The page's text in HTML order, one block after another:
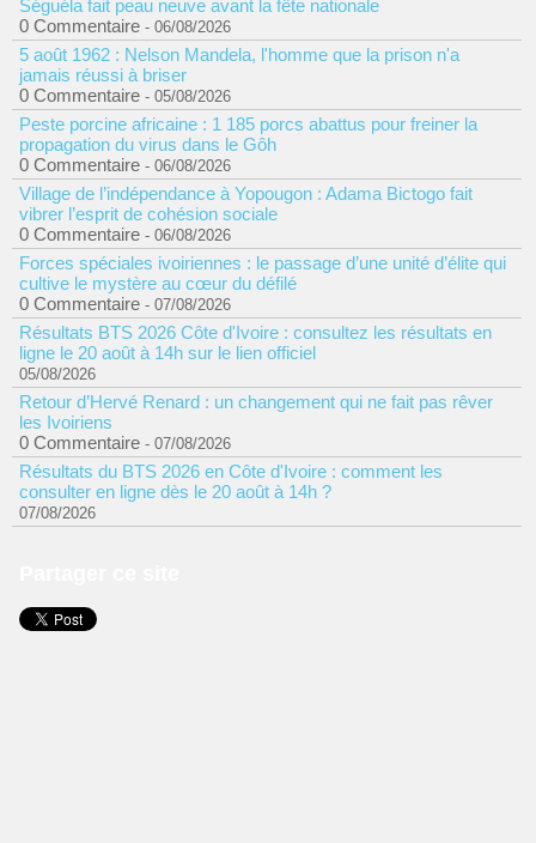
Séguéla fait peau neuve avant la fête nationale
0 Commentaire - 06/08/2026
5 août 1962 : Nelson Mandela, l'homme que la prison n'a
jamais réussi à briser
0 Commentaire - 05/08/2026
Peste porcine africaine : 1 185 porcs abattus pour freiner la
propagation du virus dans le Gôh
0 Commentaire - 06/08/2026
Village de l’indépendance à Yopougon : Adama Bictogo fait
vibrer l’esprit de cohésion sociale
0 Commentaire - 06/08/2026
Forces spéciales ivoiriennes : le passage d’une unité d’élite qui
cultive le mystère au cœur du défilé
0 Commentaire - 07/08/2026
Résultats BTS 2026 Côte d'Ivoire : consultez les résultats en
ligne le 20 août à 14h sur le lien officiel
05/08/2026
Retour d’Hervé Renard : un changement qui ne fait pas rêver
les Ivoiriens
0 Commentaire - 07/08/2026
Résultats du BTS 2026 en Côte d'Ivoire : comment les
consulter en ligne dès le 20 août à 14h ?
07/08/2026